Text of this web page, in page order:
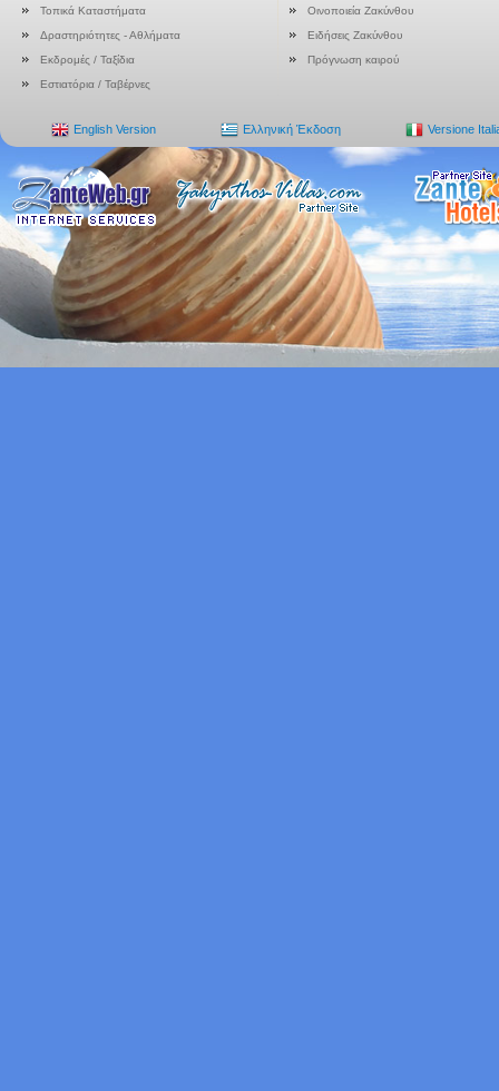
Τοπικά Καταστήματα
Οινοποιεία Ζακύνθου
Δραστηριότητες - Αθλήματα
Ειδήσεις Ζακύνθου
Εκδρομές / Ταξίδια
Πρόγνωση καιρού
Εστιατόρια / Ταβέρνες
English Version Ελληνική Έκδοση Versione